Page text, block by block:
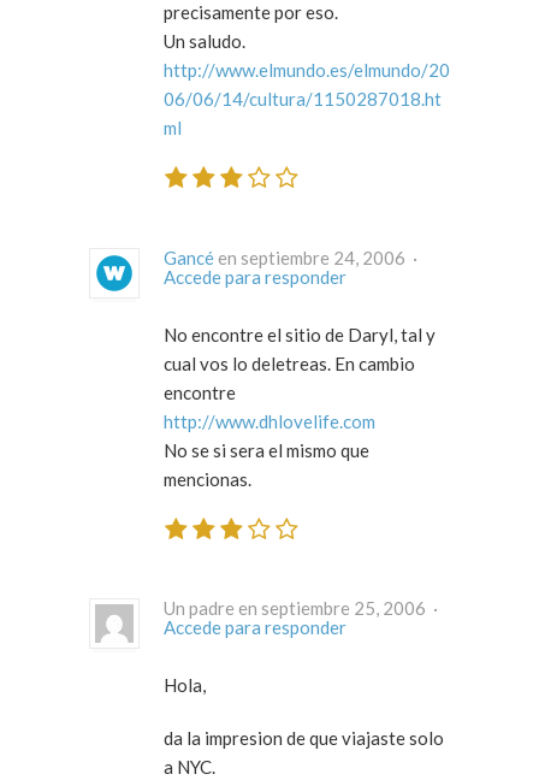
precisamente por eso.
Un saludo.
http://www.elmundo.es/elmundo/20
06/06/14/cultura/1150287018.ht
ml
Gancé
en septiembre 24, 2006 ·
Accede para responder
No encontre el sitio de Daryl, tal y
cual vos lo deletreas. En cambio
encontre
http://www.dhlovelife.com
No se si sera el mismo que
mencionas.
Un padre en septiembre 25, 2006 ·
Accede para responder
Hola,
da la impresion de que viajaste solo
a NYC.